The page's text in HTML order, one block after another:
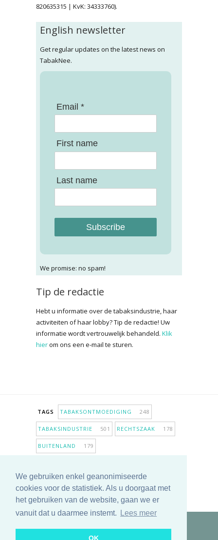
We gebruiken enkel geanonimiseerde
cookies voor de statistiek. Als u doorgaat met
het gebruiken van de website, gaan we er
vanuit dat u daarmee instemt.
Lees meer
OK
820635315 | KvK: 34333760).
English newsletter
Get regular updates on the latest news on
TabakNee.
Email *
First name
Last name
Subscribe
We promise: no spam!
Tip de redactie
Hebt u informatie over de tabaksindustrie, haar
activiteiten of haar lobby? Tip de redactie! Uw
informatie wordt vertrouwelijk behandeld. Klik
hierom ons een e-mail te sturen.
TAGS TABAKSONTMOEDIGING 248
TABAKSINDUSTRIE 501 RECHTSZAAK 178
BUITENLAND 179
ANTIROOKBELEID306 ONDERZOEK
MEER TAGS TONEN
Copyright © 2025 TabakNee - Rookpreventie Jeugd